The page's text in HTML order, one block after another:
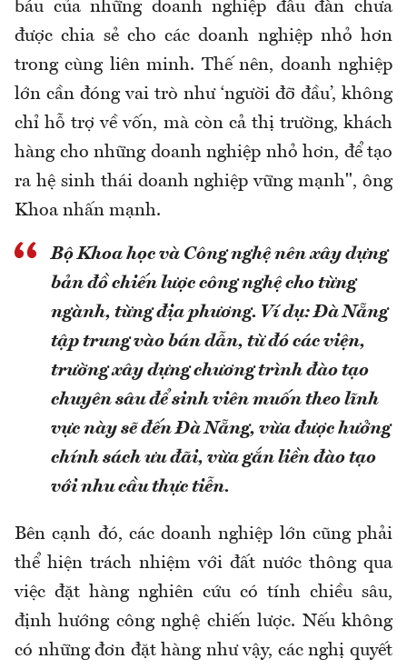
báu của những doanh nghiệp đầu đàn chưa
được chia sẻ cho các doanh nghiệp nhỏ hơn
trong cùng liên minh. Thế nên, doanh nghiệp
lớn cần đóng vai trò như ‘người đỡ đầu’, không
chỉ hỗ trợ về vốn, mà còn cả thị trường, khách
hàng cho những doanh nghiệp nhỏ hơn, để tạo
ra hệ sinh thái doanh nghiệp vững mạnh", ông
Khoa nhấn mạnh.
Bộ Khoa học và Công nghệ nên xây dựng
bản đồ chiến lược công nghệ cho từng
ngành, từng địa phương. Ví dụ: Đà Nẵng
tập trung vào bán dẫn, từ đó các viện,
trường xây dựng chương trình đào tạo
chuyên sâu để sinh viên muốn theo lĩnh
vực này sẽ đến Đà Nẵng, vừa được hưởng
chính sách ưu đãi, vừa gắn liền đào tạo
với nhu cầu thực tiễn.
Bên cạnh đó, các doanh nghiệp lớn cũng phải
thể hiện trách nhiệm với đất nước thông qua
việc đặt hàng nghiên cứu có tính chiều sâu,
định hướng công nghệ chiến lược. Nếu không
có những đơn đặt hàng như vậy, các nghị quyết